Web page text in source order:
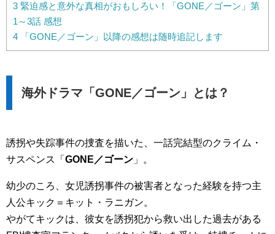
3 緊迫感と意外な真相がおもしろい！「GONE／ゴーン」第
1～3話 感想
4 「GONE／ゴーン」以降の感想は随時追記します
海外ドラマ「GONE／ゴーン」とは？
誘拐や失踪事件の捜査を描いた、一話完結型のクライム・
サスペンス「 GONE／ゴーン 」。
幼少のころ、女児誘拐事件の被害者となった経験を持つ主
人公キック＝キット・ラニガン。
やがてキックは、彼女を誘拐犯から救い出した過去がある